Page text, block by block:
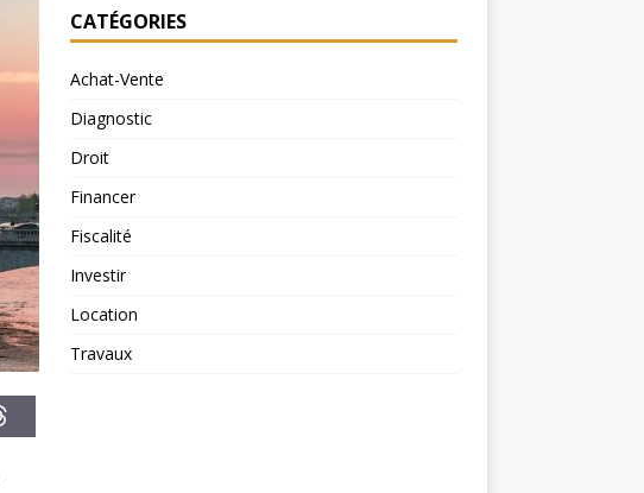
CATÉGORIES
Achat-Vente
Diagnostic
Droit
Financer
Fiscalité
Investir
Location
Travaux